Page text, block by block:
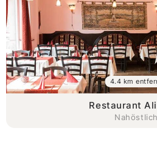
Restaurant
Nahöstlich
4.4 km